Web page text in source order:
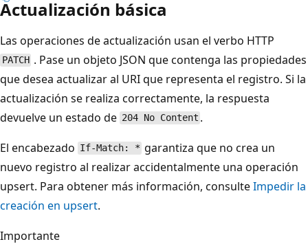
Actualización básica
Las operaciones de actualización usan el verbo HTTP
PATCH . Pase un objeto JSON que contenga las propiedades
que desea actualizar al URI que representa el registro. Si la
actualización se realiza correctamente, la respuesta
devuelve un estado de 204 No Content .
El encabezado If-Match: * garantiza que no crea un
nuevo registro al realizar accidentalmente una operación
upsert. Para obtener más información, consulteImpedir la
creación en upsert.
Importante